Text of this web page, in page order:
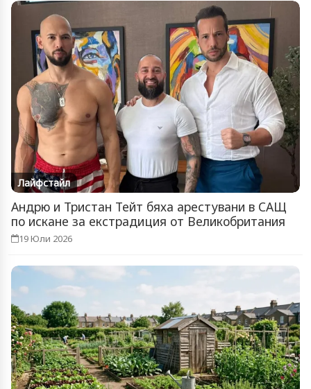
Лайфстайл
Андрю и Тристан Тейт бяха арестувани в САЩ
по искане за екстрадиция от Великобритания
19 Юли 2026